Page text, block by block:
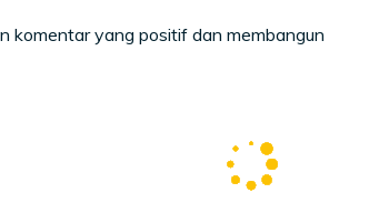
komentar yang positif dan membangun